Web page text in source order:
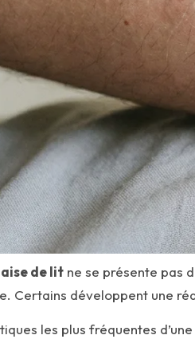
de lit ne se présente pas
Certains développent une
les plus fréquentes d’une